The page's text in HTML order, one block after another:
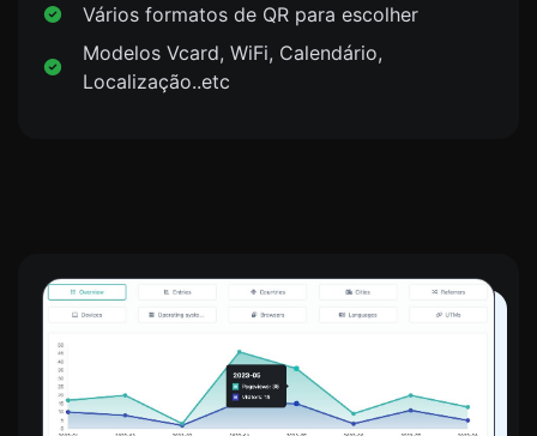
Vários formatos de QR para escolher
Modelos Vcard, WiFi, Calendário,
Localização..etc